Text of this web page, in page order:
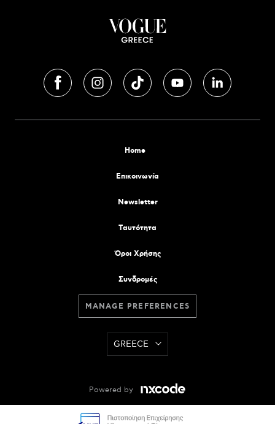
Home
Επικοινωνία
Newsletter
Tαυτότητα
Όροι Χρήσης
Συνδρομές
MANAGE PREFERENCES
GREECE
Powered by